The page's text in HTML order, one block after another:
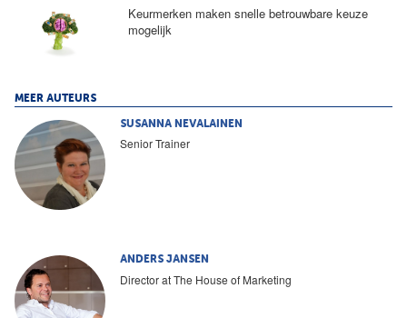
Keurmerken maken snelle betrouwbare keuze
mogelijk
MEER AUTEURS
SUSANNA NEVALAINEN
Senior Trainer
ANDERS JANSEN
Director at The House of Marketing